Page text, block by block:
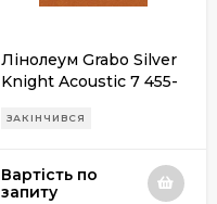
Лінолеум Grabo Silver
Knight Acoustic 7 455-
ЗАКІНЧИВСЯ
Вартість по
запиту